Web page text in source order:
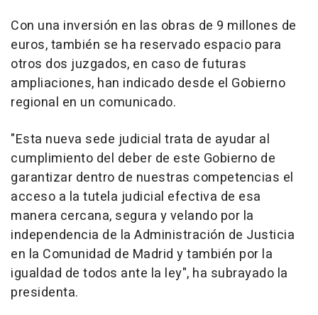
Con una inversión en las obras de 9 millones de
euros, también se ha reservado espacio para
otros dos juzgados, en caso de futuras
ampliaciones, han indicado desde el Gobierno
regional en un comunicado.
"Esta nueva sede judicial trata de ayudar al
cumplimiento del deber de este Gobierno de
garantizar dentro de nuestras competencias el
acceso a la tutela judicial efectiva de esa
manera cercana, segura y velando por la
independencia de la Administración de Justicia
en la Comunidad de Madrid y también por la
igualdad de todos ante la ley", ha subrayado la
presidenta.